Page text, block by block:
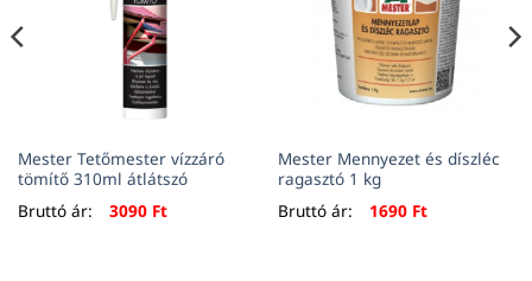
Mester Tetőmester vízzáró
tömítő 310ml átlátszó
Bruttó ár:
3090 Ft
Mester Mennyezet és díszléc
ragasztó 1 kg
Bruttó ár:
1690 Ft